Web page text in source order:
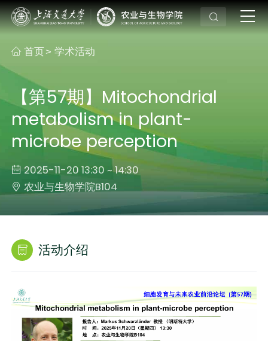
首页> 学术活动
【第57期】Mitochondrial
metabolism in plant-
microbe perception
2025-11-20 13:30 ~ 14:30
农业与生物学院B104
活动介绍